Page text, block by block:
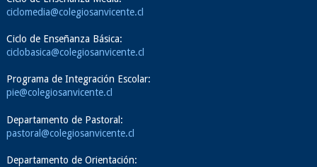
ciclomedia@colegiosanvicente.cl
Ciclo de Enseñanza Básica:
ciclobasica@colegiosanvicente.cl
Programa de Integración Escolar:
pie@colegiosanvicente.cl
Departamento de Pastoral:
pastoral@colegiosanvicente.cl
Departamento de Orientación: